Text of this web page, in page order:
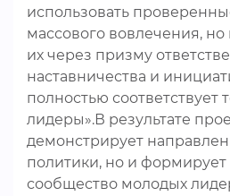
использовать
массового вовлечения,
их через призму
наставничества и
полностью соответствует
лидеры».В результате
демонстрирует
политики, но и формирует
сообщество молодых